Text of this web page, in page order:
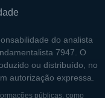
A
um fornecedor
líder em
para
série de
do analista
7947. O
ou distribuído, no
autorização expressa.
públicas, como